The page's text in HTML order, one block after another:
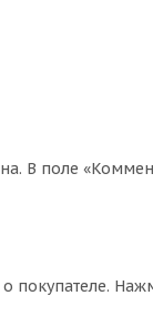
В поле